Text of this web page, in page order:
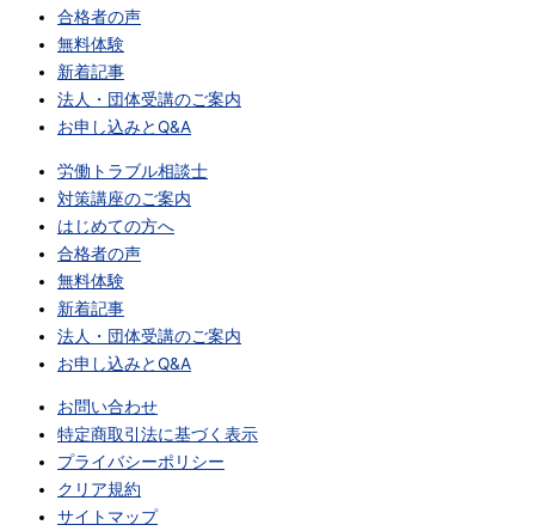
合格者の声
無料体験
新着記事
法人・団体受講のご案内
お申し込みとQ&A
労働トラブル相談士
対策講座のご案内
はじめての方へ
合格者の声
無料体験
新着記事
法人・団体受講のご案内
お申し込みとQ&A
お問い合わせ
特定商取引法に基づく表示
プライバシーポリシー
クリア規約
サイトマップ